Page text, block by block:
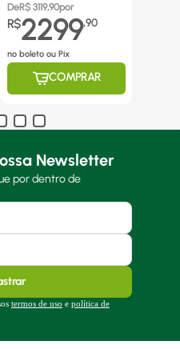
DeR$ 3119,90por
R$2299,90
no boleto ou Pix
COMPRAR
Newsletter
por dentro de
termos de uso e política de